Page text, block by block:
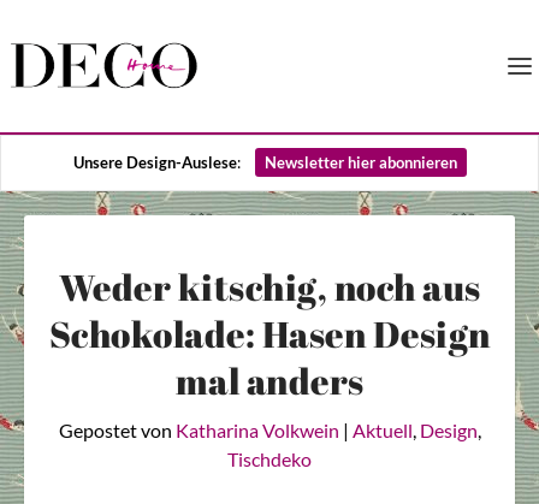
Unsere Design-Auslese: Newsletter hier abonnieren
Weder kitschig, noch aus
Schokolade: Hasen Design
mal anders
Gepostet von Katharina Volkwein | Aktuell, Design,
Tischdeko